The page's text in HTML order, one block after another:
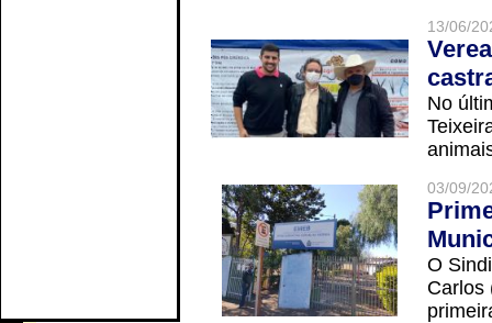
13/06/
No
03/09/
O
Carlos